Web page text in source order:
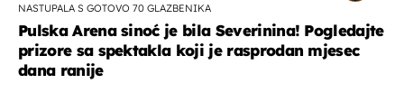
NASTUPALA S GOTOVO 70 GLAZBENIKA
Pulska Arena sinoć je bila Severinina! Pogledajte
prizore sa spektakla koji je rasprodan mjesec
dana ranije